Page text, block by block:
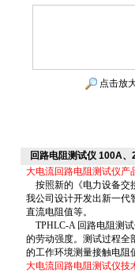
点击放
回路电阻测试仪 100A、
大电流回路电阻测试仪产
按照新的《电力设备交
我公司设计开发出新一代
直流电阻值等。
TPHLC-A 回路电阻测
的劳动强度。测试过程全
的工作环境测量接触电阻
大电流回路电阻测试仪技